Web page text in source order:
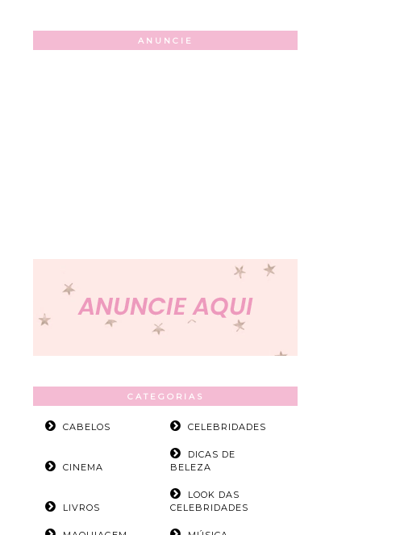
ANUNCIE
CATEGORIAS
CABELOS CELEBRIDADES
CINEMA
DICAS DE
BELEZA
LIVROS
LOOK DAS
CELEBRIDADES